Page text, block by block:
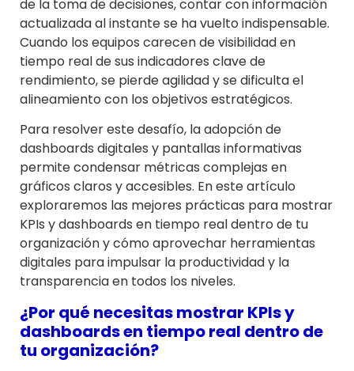
de la toma de decisiones, contar con información
actualizada al instante se ha vuelto indispensable.
Cuando los equipos carecen de visibilidad en
tiempo real de sus indicadores clave de
rendimiento, se pierde agilidad y se dificulta el
alineamiento con los objetivos estratégicos.
Para resolver este desafío, la adopción de
dashboards digitales y pantallas informativas
permite condensar métricas complejas en
gráficos claros y accesibles. En este artículo
exploraremos las mejores prácticas para mostrar
KPIs y dashboards en tiempo real dentro de tu
organización y cómo aprovechar herramientas
digitales para impulsar la productividad y la
transparencia en todos los niveles.
¿Por qué necesitas mostrar KPIs y
dashboards en tiempo real dentro de
tu organización?